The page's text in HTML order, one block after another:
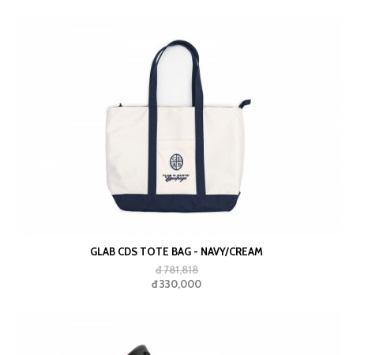
GLAB CDS TOTE BAG - NAVY/CREAM
đ 781,818
đ 330,000